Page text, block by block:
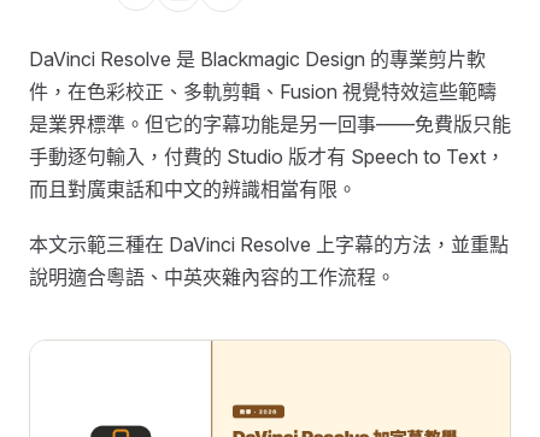
DaVinci Resolve 是 Blackmagic Design 的專業剪片軟
件，在色彩校正、多軌剪輯、Fusion 視覺特效這些範疇
是業界標準。但它的字幕功能是另一回事——免費版只能
手動逐句輸入，付費的 Studio 版才有 Speech to Text，
而且對廣東話和中文的辨識相當有限。
本文示範三種在 DaVinci Resolve 上字幕的方法，並重點
說明適合粵語、中英夾雜內容的工作流程。